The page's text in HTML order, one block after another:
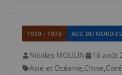
1939 - 1973 ASIE DU NORD-
Nicolas MOULIN 18 août
Asie et Océanie,Chine,